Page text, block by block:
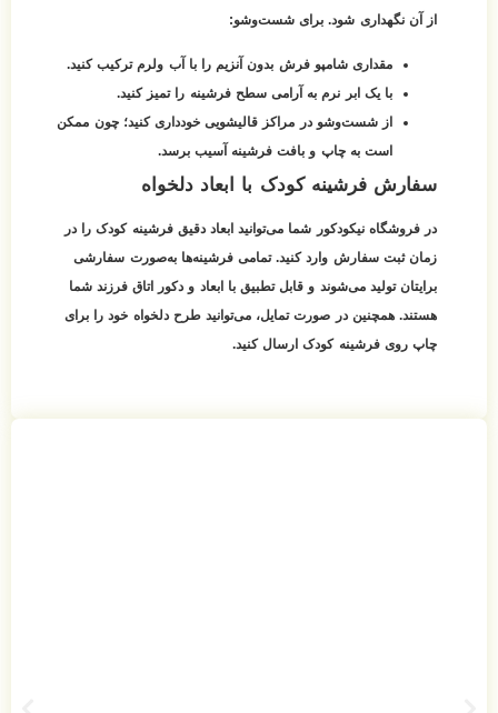
از آن نگهداری شود. برای شست‌وشو:
مقداری شامپو فرش بدون آنزیم را با آب ولرم ترکیب کنید.
با یک ابر نرم به آرامی سطح فرشینه را تمیز کنید.
از شست‌وشو در مراکز قالیشویی خودداری کنید؛ چون ممکن
است به چاپ و بافت فرشینه آسیب برسد.
سفارش فرشینه کودک با ابعاد دلخواه
در فروشگاه نیکودکور شما می‌توانید ابعاد دقیق فرشینه کودکرا در
زمان ثبت سفارش وارد کنید. تمامی فرشینه‌ها به‌صورت سفارشی
برایتان تولید می‌شوند و قابل تطبیق با ابعاد و دکور اتاق فرزند شما
هستند. همچنین در صورت تمایل، می‌توانید طرح دلخواه خود را برای
چاپ روی فرشینه کودک ارسال کنید.